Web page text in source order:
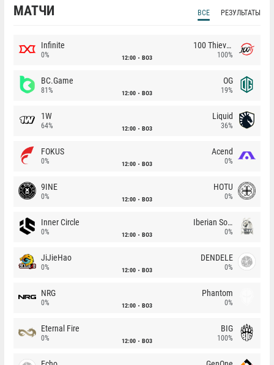
МАТЧИ ВСЕ РЕЗУЛЬТАТЫ
Infinite
0% 12:00 BO3
100 Thieves
100%
BC.Game
81% 12:00 BO3
OG
19%
1W
64% 12:00 BO3
Liquid
36%
FOKUS
0% 12:00 BO3
Acend
0%
9INE
0% 12:00 BO3
HOTU
0%
Inner Circle
0% 12:00 BO3
Iberian Soul
0%
JiJieHao
0% 12:00 BO3
DENDELE
0%
NRG
0% 12:00 BO3
Phantom
0%
Eternal Fire
0% 12:00 BO3
BIG
100%